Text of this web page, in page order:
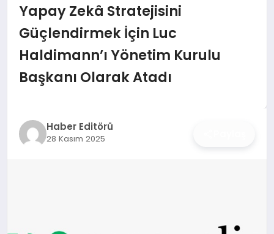
OYUN
İŞ DÜNYASI
ANA DEMO
MAGAZIN
Yapay Zekâ Stratejisini
Güçlendirmek İçin Luc
Haldimann’ı Yönetim Kurulu
Başkanı Olarak Atadı
Haber Editörü
28 Kasım 2025